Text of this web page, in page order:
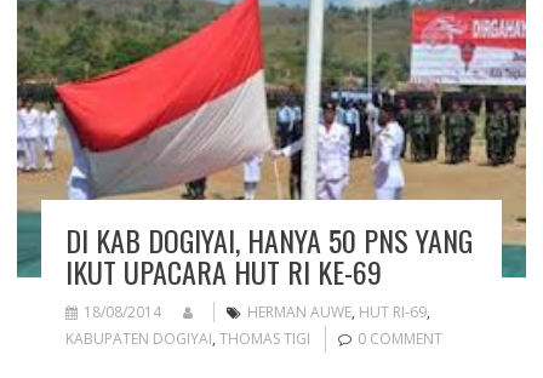
DI KAB DOGIYAI, HANYA 50 PNS YANG
IKUT UPACARA HUT RI KE-69
18/08/2014 HERMAN AUWE, HUT RI-69,
KABUPATEN DOGIYAI, THOMAS TIGI 0 COMMENT